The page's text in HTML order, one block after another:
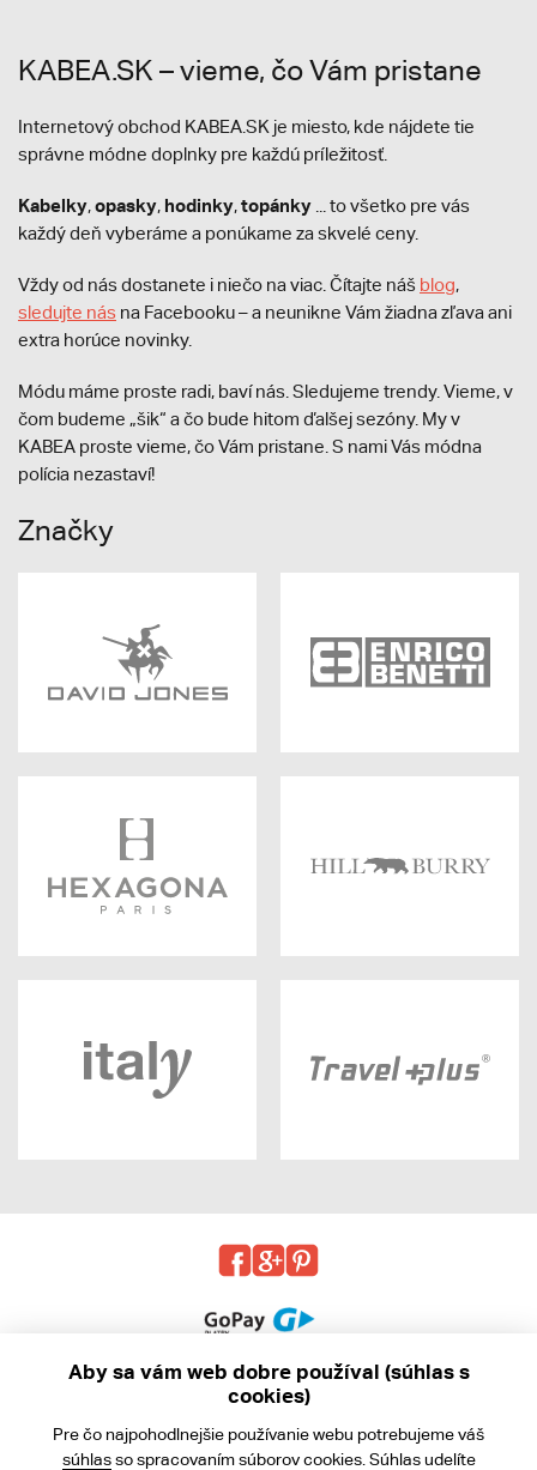
KABEA.SK – vieme, čo Vám pristane
Internetový obchod KABEA.SK je miesto, kde nájdete tie
správne módne doplnky pre každú príležitosť.
Kabelky,opasky, hodinky,topánky ... to všetko pre vás
každý deň vyberáme a ponúkame za skvelé ceny.
Vždy od nás dostanete i niečo na viac. Čítajte náš blog,
sledujte nás na Facebooku – a neunikne Vám žiadna zľava ani
extra horúce novinky.
Módu máme proste radi, baví nás. Sledujeme trendy. Vieme, v
čom budeme „šik“ a čo bude hitom ďalšej sezóny. My v
KABEA proste vieme, čo Vám pristane. S nami Vás módna
polícia nezastaví!
Značky
Obchodné podmienky
Aby sa vám web dobre používal (súhlas s
cookies)
Pre čo najpohodlnejšie používanie webu potrebujeme váš
súhlasso spracovaním súborov cookies. Súhlas udelíte